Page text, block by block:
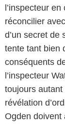
l’inspecteur
réconcilier
d’un secret de
tente tant bien
conséquents
l’inspecteur
toujours
révélation
Ogden doivent